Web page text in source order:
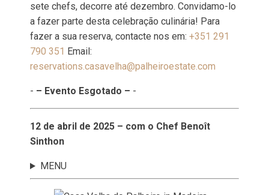
sete chefs, decorre até dezembro. Convidamo-lo
a fazer parte desta celebração culinária! Para
fazer a sua reserva, contacte nos em: +351 291
790 351 Email:
reservations.casavelha@palheiroestate.com
- – Evento Esgotado – -
12 de abril de 2025 – com o Chef Benoît
Sinthon
MENU